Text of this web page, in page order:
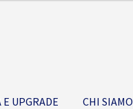
UPGRADE CHI SIAMO